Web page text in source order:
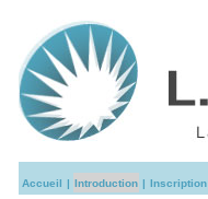
Accueil | Introduction | Inscription